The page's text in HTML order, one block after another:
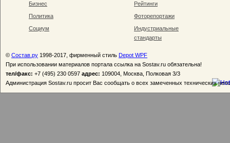
Бизнес
Политика
Социум
Рейтинги
Фоторепортажи
Индустриальные
стандарты
© Состав.ру 1998-2017, фирменный стиль Depot WPF
При использовании материалов портала ссылка на Sostav.ru обязательна!
тел/факс: +7 (495) 230 0597 адрес: 109004, Москва, Полковая 3/3
Администрация Sostav.ru просит Вас сообщать о всех замеченных технических